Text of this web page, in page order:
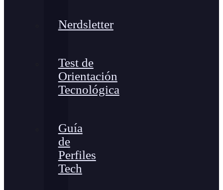
Nerdsletter
Test de
Orientación
Tecnológica
Guía
de
Perfiles
Tech